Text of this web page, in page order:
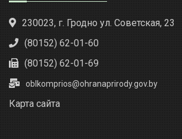
230023, г. Гродно ул. Советская, 23
(80152) 62-01-60
(80152) 62-01-69
oblkomprios@ohranaprirody.gov.by
Карта сайта